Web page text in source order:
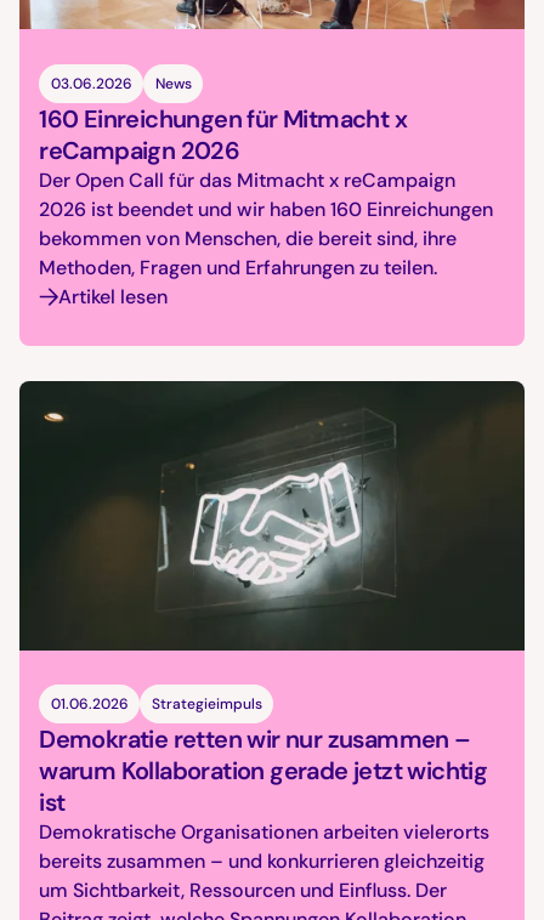
03.06.2026 News
160 Einreichungen für Mitmacht x
reCampaign 2026
Der Open Call für das Mitmacht x reCampaign
2026 ist beendet und wir haben 160 Einreichungen
bekommen von Menschen, die bereit sind, ihre
Methoden, Fragen und Erfahrungen zu teilen.
Artikel lesen
01.06.2026 Strategieimpuls
Demokratie retten wir nur zusammen –
warum Kollaboration gerade jetzt wichtig
ist
Demokratische Organisationen arbeiten vielerorts
bereits zusammen – und konkurrieren gleichzeitig
um Sichtbarkeit, Ressourcen und Einfluss. Der